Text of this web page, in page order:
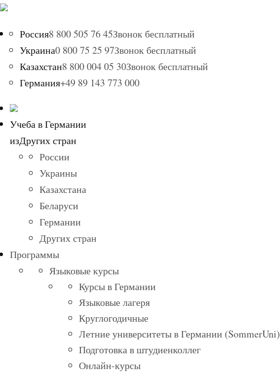
Россия8 800 505 76 45Звонок бесплатный
Украина0 800 75 25 97Звонок бесплатный
Казахстан8 800 004 05 30Звонок бесплатный
Германия+49 89 143 773 000
Учеба в Германии
изДругих стран
России
Украины
Казахстана
Беларуси
Германии
Других стран
Программы
Языковые курсы
Курсы в Германии
Языковые лагеря
Круглогодичные
Летние университеты в Германии (SommerUni)
Подготовка в штудиенколлег
Онлайн-курсы